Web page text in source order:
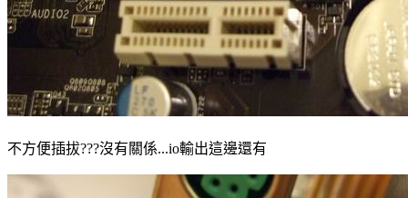
不方便插拔???沒有關係...io輸出這邊還有